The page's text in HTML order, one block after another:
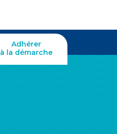
Adhérer
à la démarche